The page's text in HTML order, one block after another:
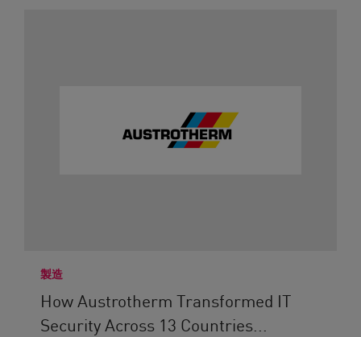
製造
How Austrotherm Transformed IT
Security Across 13 Countries...